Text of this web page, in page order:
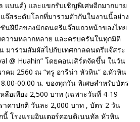
แบนด์) และแขกรับเชิญพิเศษอีกมากมาย
จ๊สระดับโลกที่มารวมตัวกันในงานนี้อย่าง
นฝีมือของนักดนตรีแจ๊สแถวหน้าของไทย
วามหลากหลาย และครบครันในทุกมิติ
มาร่วมสัมผัสไปกับเทศกาลดนตรีแจ๊สระ
@ Huahin” โดยคอนเสิร์ตจัดขึ้น ในวัน
คม 2560 ณ “ทรู อารีน่า หัวหิน” อ.หัวหิน
00.00 น. ของทุกวัน พิเศษสำหรับบัตร
ลือเพียง 2,500 บาท (เฉพาะวันที่ 4-19
คาปกติ วันละ 2,000 บาท , บัตร 2 วัน
นี้ โรงแรมอินเตอร์คอนติเนนทัล หัวหิน